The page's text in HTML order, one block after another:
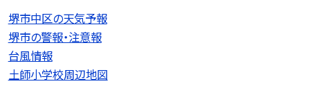
堺市中区の天気予報
堺市の警報・注意報
台風情報
土師小学校周辺地図